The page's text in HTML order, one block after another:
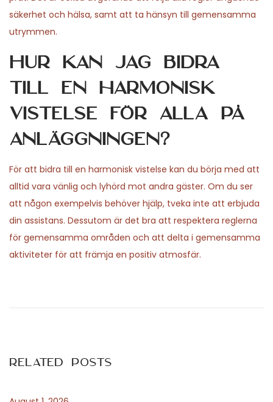
säkerhet och hälsa, samt att ta hänsyn till gemensamma
utrymmen.
Hur kan jag bidra
till en harmonisk
vistelse för alla på
anläggningen?
För att bidra till en harmonisk vistelse kan du börja med att
alltid vara vänlig och lyhörd mot andra gäster. Om du ser
att någon exempelvis behöver hjälp, tveka inte att erbjuda
din assistans. Dessutom är det bra att respektera reglerna
för gemensamma områden och att delta i gemensamma
aktiviteter för att främja en positiv atmosfär.
s
o
s
l
g
Related Posts